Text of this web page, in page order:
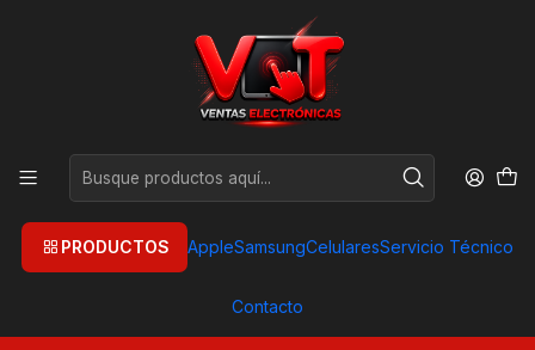
PRODUCTOS AppleSamsungCelularesServicio Técnico
Contacto